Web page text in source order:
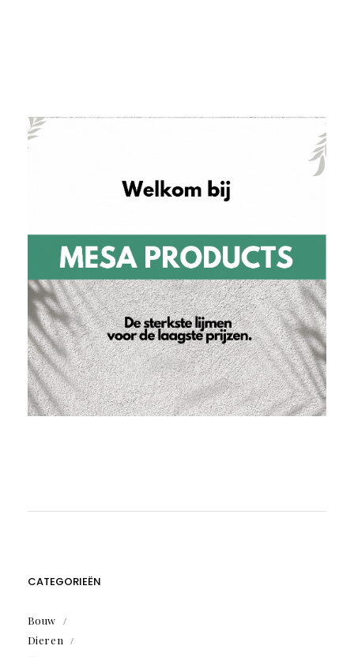
CATEGORIEËN
Bouw
Dieren